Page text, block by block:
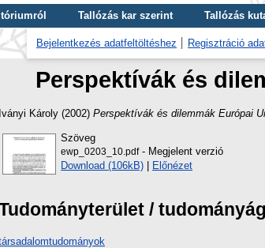
Tallózás kar szerint Tallózás
Bejelentkezés adatfeltöltéshez Regisztráció
Perspektívák és
Iványi Károly (2002) Perspektívák és dilemmák Európai
Szöveg
ewp_0203_10.pdf- Megjelent verzió
Download (106kB) | Előnézet
/ tudományág